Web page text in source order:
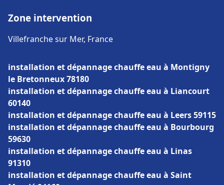
Zone intervention
Villefranche sur Mer, France
installation et dépannage chauffe eau à Montigny
le Bretonneux 78180
installation et dépannage chauffe eau à Liancourt
60140
installation et dépannage chauffe eau à Leers 59115
installation et dépannage chauffe eau à Bourbourg
59630
installation et dépannage chauffe eau à Linas
91310
installation et dépannage chauffe eau à Saint